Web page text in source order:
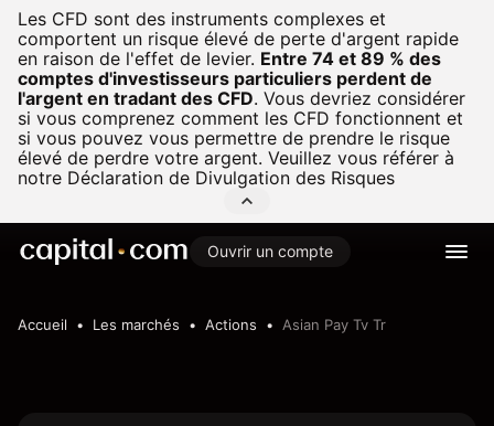
Les CFD sont des instruments complexes et
comportent un risque élevé de perte d'argent rapide
en raison de l'effet de levier. Entre 74 et 89 % des
comptes d'investisseurs particuliers perdent de
l'argent en tradant des CFD. Vous devriez considérer
si vous comprenez comment les CFD fonctionnent et
si vous pouvez vous permettre de prendre le risque
élevé de perdre votre argent. Veuillez vous référer à
notre Déclaration de Divulgation des Risques
Ouvrir un compte
Accueil Les marchés Actions Asian Pay Tv Tr